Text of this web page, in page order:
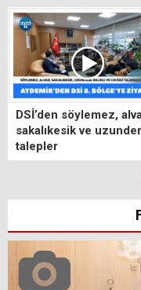
DSİ’den söylemez,
sakalıkesik ve
talepler